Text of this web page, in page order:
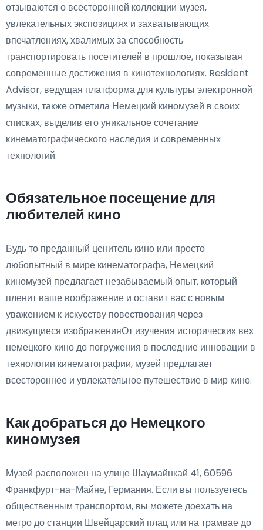
отзываются о всесторонней коллекции музея,
увлекательных экспозициях и захватывающих
впечатлениях, хвалимых за способность
транспортировать посетителей в прошлое, показывая
современные достижения в кинотехнологиях. Resident
Advisor, ведущая платформа для культуры электронной
музыки, также отметила Немецкий киномузей в своих
списках, выделив его уникальное сочетание
кинематографического наследия и современных
технологий.
Обязательное посещение для
любителей кино
Будь то преданный ценитель кино или просто
любопытный в мире кинематографа, Немецкий
киномузей предлагает незабываемый опыт, который
пленит ваше воображение и оставит вас с новым
уважением к искусству повествования через
движущиеся изображенияОт изучения исторических вех
немецкого кино до погружения в последние инновации в
технологии кинематографии, музей предлагает
всестороннее и увлекательное путешествие в мир кино.
Как добраться до Немецкого
киномузея
Музей расположен на улице Шаумайнкай 41, 60596
Франкфурт-на-Майне, Германия. Если вы пользуетесь
общественным транспортом, вы можете доехать на
метро до станции Швейцарский плац или на трамвае до